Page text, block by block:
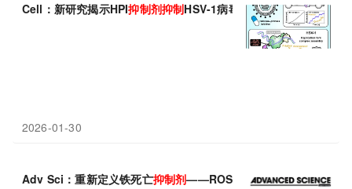
Cell：新研究揭示HPI抑制剂抑制HSV-1病毒复制机制
2026-01-30
Adv Sci：重新定义铁死亡抑制剂——ROS诱导剂抑制铁死亡